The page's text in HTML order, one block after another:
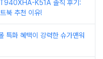
K51A 솔직 후기:
북 추천 이유!
특화 혜택이 강력한 슈가맨워